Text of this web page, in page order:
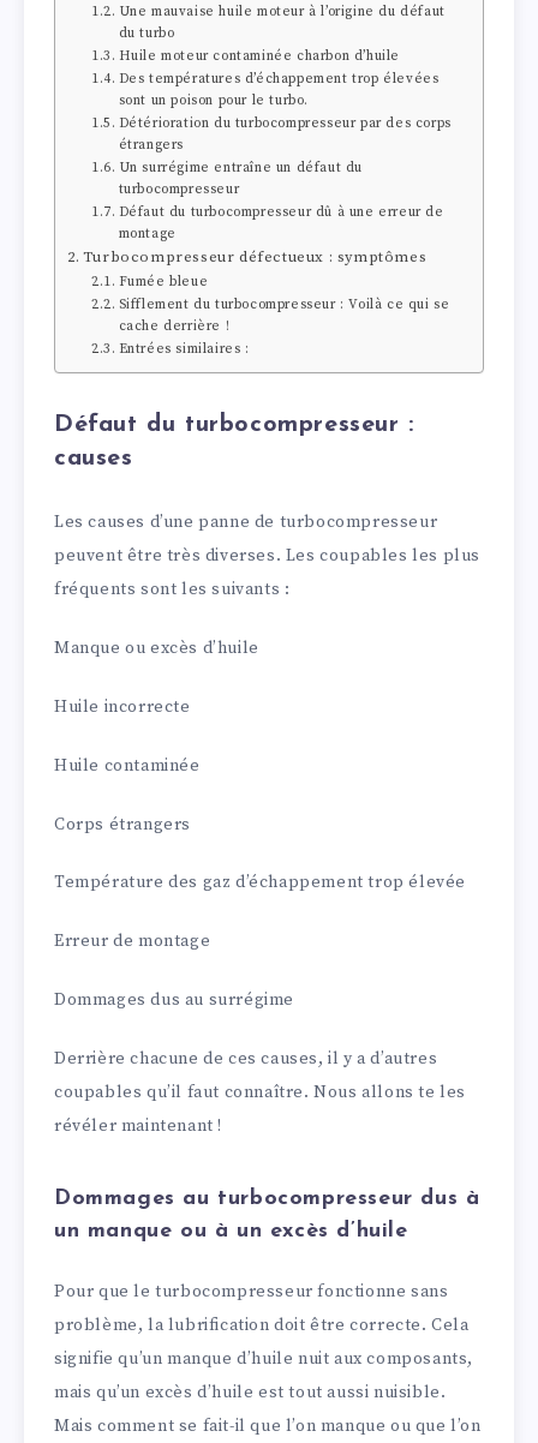
Une mauvaise huile moteur à l’origine du défaut
du turbo
Huile moteur contaminée charbon d’huile
Des températures d’échappement trop élevées
sont un poison pour le turbo.
Détérioration du turbocompresseur par des corps
étrangers
Un surrégime entraîne un défaut du
turbocompresseur
Défaut du turbocompresseur dû à une erreur de
montage
Turbocompresseur défectueux : symptômes
Fumée bleue
Sifflement du turbocompresseur : Voilà ce qui se
cache derrière !
Entrées similaires :
Défaut du turbocompresseur :
causes
Les causes d’une panne de turbocompresseur
peuvent être très diverses. Les coupables les plus
fréquents sont les suivants :
Manque ou excès d’huile
Huile incorrecte
Huile contaminée
Corps étrangers
Température des gaz d’échappement trop élevée
Erreur de montage
Dommages dus au surrégime
Derrière chacune de ces causes, il y a d’autres
coupables qu’il faut connaître. Nous allons te les
révéler maintenant !
Dommages au turbocompresseur dus à
un manque ou à un excès d’huile
Pour que le turbocompresseur fonctionne sans
problème, la lubrification doit être correcte. Cela
signifie qu’un manque d’huile nuit aux composants,
mais qu’un excès d’huile est tout aussi nuisible.
Mais comment se fait-il que l’on manque ou que l’on